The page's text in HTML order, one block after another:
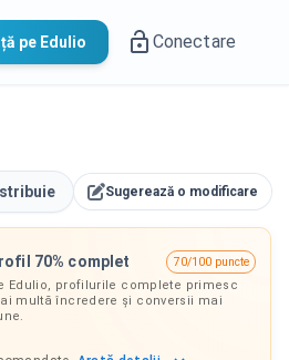
pe Edulio Conectare
Sugerează o modificare
70% complet
70/100 puncte
Edulio, profilurile complete primesc
multă încredere și conversii mai